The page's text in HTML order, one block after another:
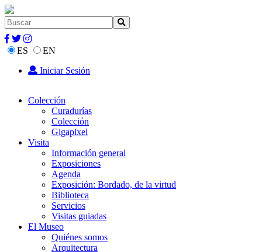
ES
EN
Iniciar Sesión
Colección
Curadurías
Colección
Gigapixel
Visita
Información general
Exposiciones
Agenda
Exposición: Bordado, de la virtud
Biblioteca
Servicios
Visitas guiadas
El Museo
Quiénes somos
Arquitectura